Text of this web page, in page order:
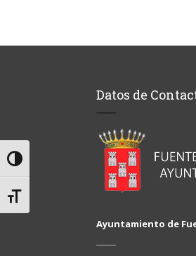
Alternar alto contraste
Alternar tamaño de letra
Datos de
Ayuntamiento de